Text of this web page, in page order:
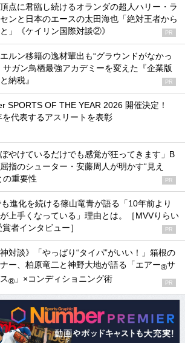
点に君臨し続けるオランダの超人ハリー・ラ
ンと日本のエースの太田海也「絶対王者から
」《ケイリン国際対談②》
PR
エルン移籍の逸材輩出も“グラウンドがなかっ
ガン鳥栖最強アカデミーを変えた『企業版
納税』
PR
SPORTS OF THE YEAR 2026 開催決定！
を代表するアスリートを表彰
ぼやけているだけでも感覚が狂ってきます」B
指のシューター・安藤周人が明かす“見え
の重要性
PR
進化を続ける篠山竜青が語る「10年前より
上手くなっている」理由とは。［MVVりらい
者インタビュー］
PR
神対談》「やっぱり“タイパ”がいい！」箱根の
ー、柏原竜二と神野大地が語る「エアー®サ
® 」×コンディショニング術 PR